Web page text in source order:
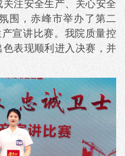
注安全生产、关心安全
围，赤峰市举办了第二
宣讲比赛。我院质量控
表现顺利进入决赛，并